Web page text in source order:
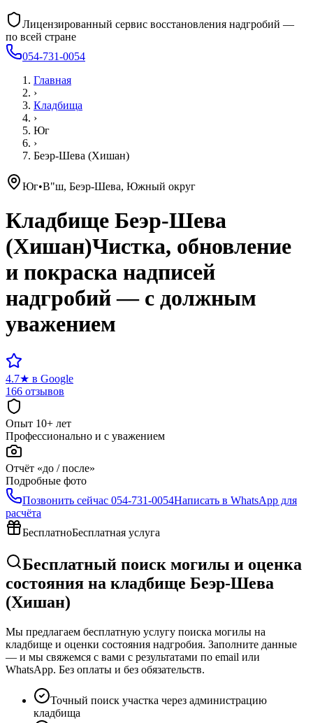
Лицензированный сервис восстановления надгробий —
по всей стране
054-731-0054
Главная
›
Кладбища
›
Юг
›
Беэр-Шева (Хишан)
Юг•В"ш, Беэр-Шева, Южный округ
Кладбище Беэр-Шева
(Хишан)Чистка, обновление
и покраска надписей
надгробий — с должным
уважением
4.7★ в Google
166 отзывов
Опыт 10+ лет
Профессионально и с уважением
Отчёт «до / после»
Подробные фото
Позвонить сейчас 054-731-0054Написать в WhatsApp для
расчёта
БесплатноБесплатная услуга
Бесплатный поиск могилы и оценка
состояния на кладбище Беэр-Шева
(Хишан)
Мы предлагаем бесплатную услугу поиска могилы на
кладбище и оценки состояния надгробия. Заполните данные
— и мы свяжемся с вами с результатами по email или
WhatsApp. Без оплаты и без обязательств.
Точный поиск участка через администрацию
кладбища